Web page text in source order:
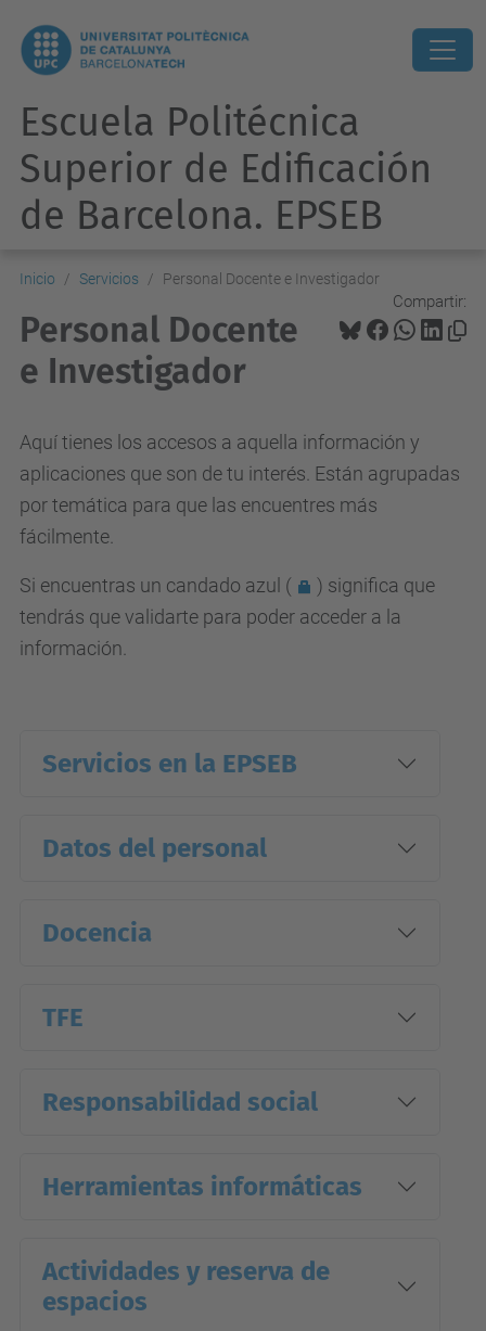
Escuela Politécnica
Superior de Edificación
de Barcelona. EPSEB
Inicio Servicios Personal Docente e Investigador
Compartir:
Personal Docente
e Investigador
Aquí tienes los accesos a aquella información y
aplicaciones que son de tu interés. Están agrupadas
por temática para que las encuentres más
fácilmente.
Si encuentras un candado azul (
) significa que
tendrás que validarte para poder acceder a la
información.
Servicios en la EPSEB
Datos del personal
Docencia
TFE
Responsabilidad social
Herramientas informáticas
Actividades y reserva de
espacios